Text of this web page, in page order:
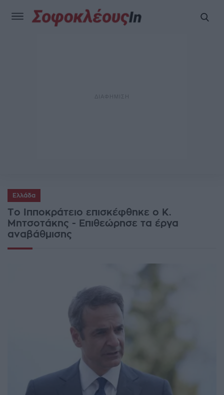
Ελλάδα
Το Ιπποκράτειο επισκέφθηκε ο Κ.
Μητσοτάκης - Επιθεώρησε τα έργα
αναβάθμισης